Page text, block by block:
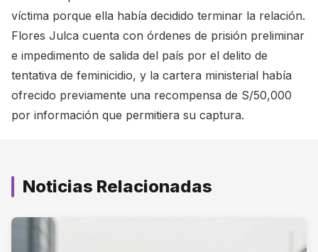
víctima porque ella había decidido terminar la relación.
Flores Julca cuenta con órdenes de prisión preliminar
e impedimento de salida del país por el delito de
tentativa de feminicidio, y la cartera ministerial había
ofrecido previamente una recompensa de S/50,000
por información que permitiera su captura.
Noticias Relacionadas